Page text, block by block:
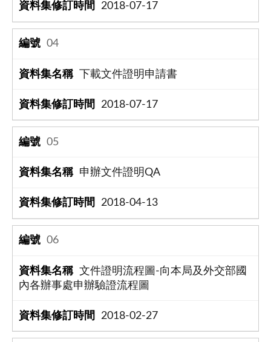
2018-07-17
04
下載文件證明申請書
2018-07-17
05
申辦文件證明QA
2018-04-13
06
文件證明流程圖-向本局及外交部國
內各辦事處申辦驗證流程圖
2018-02-27